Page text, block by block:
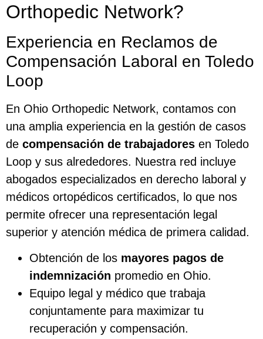
Orthopedic Network?
Experiencia en Reclamos de
Compensación Laboral en Toledo
Loop
En Ohio Orthopedic Network, contamos con
una amplia experiencia en la gestión de casos
de compensación de trabajadores en Toledo
Loop y sus alrededores. Nuestra red incluye
abogados especializados en derecho laboral y
médicos ortopédicos certificados, lo que nos
permite ofrecer una representación legal
superior y atención médica de primera calidad.
Obtención de los mayores pagos de
indemnización promedio en Ohio.
Equipo legal y médico que trabaja
conjuntamente para maximizar tu
recuperación y compensación.